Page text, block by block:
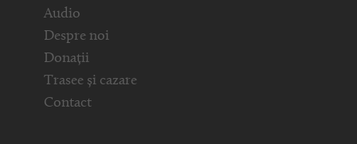
Audio
Despre noi
Donații
Trasee și cazare
Contact